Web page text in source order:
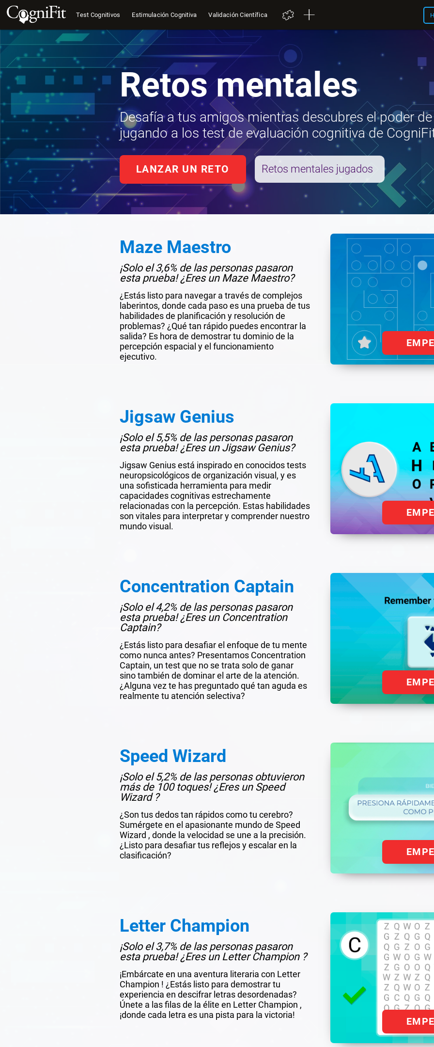
Test Cognitivos Estimulación Cognitiva Validación Científica
Retos mentales
Desafía a tus amigos mientras descubres el poder
jugando a los test de evaluación cognitiva de
LANZAR UN RETO Retos mentales jugados
Maze Maestro
¡Solo el 3,6% de las personas pasaron
esta prueba! ¿Eres un Maze Maestro?
¿Estás listo para navegar a través de complejos
laberintos, donde cada paso es una prueba de tus
habilidades de planificación y resolución de
problemas? ¿Qué tan rápido puedes encontrar la
salida? Es hora de demostrar tu dominio de la
percepción espacial y el funcionamiento
ejecutivo.
Jigsaw Genius
¡Solo el 5,5% de las personas pasaron
esta prueba! ¿Eres un Jigsaw Genius?
Jigsaw Genius está inspirado en conocidos tests
neuropsicológicos de organización visual, y es
una sofisticada herramienta para medir
capacidades cognitivas estrechamente
relacionadas con la percepción. Estas habilidades
son vitales para interpretar y comprender nuestro
mundo visual.
Concentration Captain
¡Solo el 4,2% de las personas pasaron
esta prueba! ¿Eres un Concentration
Captain?
¿Estás listo para desafiar el enfoque de tu mente
como nunca antes? Presentamos Concentration
Captain, un test que no se trata solo de ganar
sino también de dominar el arte de la atención.
¿Alguna vez te has preguntado qué tan aguda es
realmente tu atención selectiva?
Speed Wizard
¡Solo el 5,2% de las personas obtuvieron
más de 100 toques! ¿Eres un Speed
Wizard ?
¿Son tus dedos tan rápidos como tu cerebro?
Sumérgete en el apasionante mundo de Speed
Wizard , donde la velocidad se une a la precisión.
¿Listo para desafiar tus reflejos y escalar en la
clasificación?
Letter Champion
¡Solo el 3,7% de las personas pasaron
esta prueba! ¿Eres un Letter Champion ?
¡Embárcate en una aventura literaria con Letter
Champion ! ¿Estás listo para demostrar tu
experiencia en descifrar letras desordenadas?
Únete a las filas de la élite en Letter Champion ,
¡donde cada letra es una pista para la victoria!